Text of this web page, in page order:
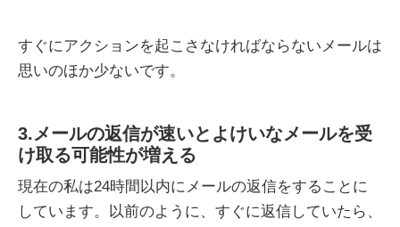
すぐにアクションを起こさなければならないメールは
思いのほか少ないです。
3.メールの返信が速いとよけいなメールを受
け取る可能性が増える
現在の私は24時間以内にメールの返信をすることに
しています。以前のように、すぐに返信していたら、